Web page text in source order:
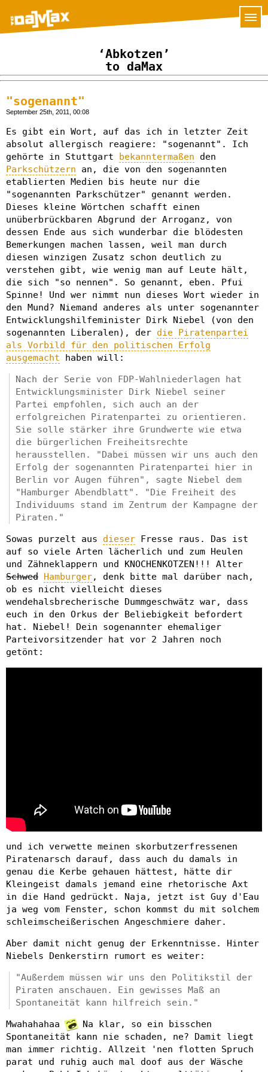
‘Abkotzen’
to daMax
"sogenannt"
September 25th, 2011, 00:08
Es gibt ein Wort, auf das ich in letzter Zeit
absolut allergisch reagiere: "sogenannt". Ich
gehörte in Stuttgart
bekanntermaßen den
Parkschützern an, die von den sogenannten
etablierten Medien bis heute nur die
"sogenannten Parkschützer" genannt werden.
Dieses kleine Wörtchen schafft einen
unüberbrückbaren Abgrund der Arroganz, von
dessen Ende aus sich wunderbar die blödesten
Bemerkungen machen lassen, weil man durch
diesen winzigen Zusatz schon deutlich zu
verstehen gibt, wie wenig man auf Leute hält,
die sich "so nennen". So genannt, eben. Pfui
Spinne! Und wer nimmt nun dieses Wort wieder in
den Mund? Niemand anderes als unter sogenannter
Entwicklungshilfeminister Dirk Niebel (von den
sogenannten Liberalen), der die Piratenpartei
als Vorbild für den politischen Erfolg
ausgemacht haben will:
Nach der Serie von FDP-Wahlniederlagen hat
Entwicklungsminister Dirk Niebel seiner
Partei empfohlen, sich auch an der
erfolgreichen Piratenpartei zu orientieren.
Sie solle stärker ihre Grundwerte wie etwa
die bürgerlichen Freiheitsrechte
herausstellen. "Dabei müssen wir uns auch den
Erfolg der sogenannten Piratenpartei hier in
Berlin vor Augen führen", sagte Niebel dem
"Hamburger Abendblatt". "Die Freiheit des
Individuums stand im Zentrum der Kampagne der
Piraten."
Sowas purzelt aus dieser Fresse raus. Das ist
auf so viele Arten lächerlich und zum Heulen
und Zähneklappern und KNOCHENKOTZEN!!! Alter
Schwed Hamburger, denk bitte mal darüber nach,
ob es nicht vielleicht dieses
wendehalsbrecherische Dummgeschwätz war, dass
euch in den Orkus der Beliebigkeit befordert
hat. Niebel! Dein sogenannter ehemaliger
Parteivorsitzender hat vor 2 Jahren noch
getönt:
und ich verwette meinen skorbutzerfressenen
Piratenarsch darauf, dass auch du damals in
genau die Kerbe gehauen hättest, hätte dir
Kleingeist damals jemand eine rhetorische Axt
in die Hand gedrückt. Naja, jetzt ist Guy d'Eau
ja weg vom Fenster, schon kommst du mit solchem
schleimscheißerischen Angeschmiere daher.
Aber damit nicht genug der Erkenntnisse. Hinter
Niebels Denkerstirn rumort es weiter:
"Außerdem müssen wir uns den Politikstil der
Piraten anschauen. Ein gewisses Maß an
Spontaneität kann hilfreich sein."
Mwahahahaa
Na klar, so ein bisschen
Spontaneität kann nie schaden, ne? Damit liegt
man immer richtig. Allzeit 'nen flotten Spruch
parat und ruhig auch mal doof aus der Wäsche